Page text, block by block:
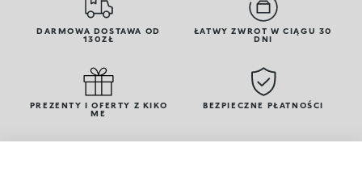
DARMOWA DOSTAWA OD
130ZŁ
ŁATWY ZWROT W CIĄGU 30
DNI
PREZENTY I OFERTY Z KIKO
ME
BEZPIECZNE PŁATNOŚCI